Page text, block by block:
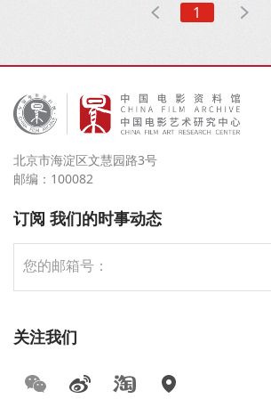
1
北京市海淀区文慧园路3号
邮编：100082
订阅 我们的时事动态
关注我们